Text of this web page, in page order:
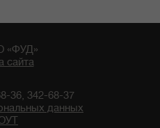
«ФУД»
сайта
36, 342-68-37
данных